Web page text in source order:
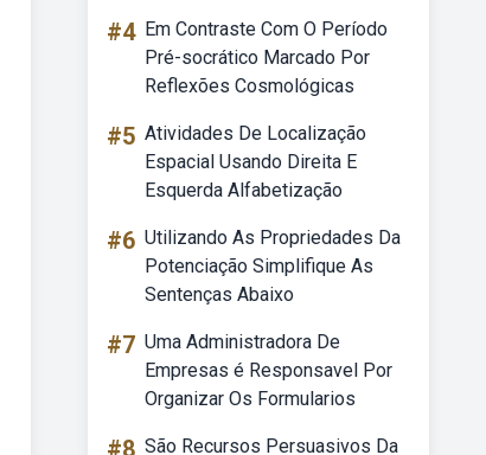
#4 Em Contraste Com O Período
Pré-socrático Marcado Por
Reflexões Cosmológicas
#5 Atividades De Localização
Espacial Usando Direita E
Esquerda Alfabetização
#6 Utilizando As Propriedades Da
Potenciação Simplifique As
Sentenças Abaixo
#7 Uma Administradora De
Empresas é Responsavel Por
Organizar Os Formularios
#8 São Recursos Persuasivos Da